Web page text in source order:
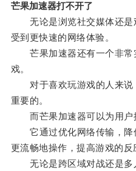
芒果加速器打不开了
无论是浏览社交媒体还是
受到更快速的网络体验。
芒果加速器还有一个非常
戏。
对于喜欢玩游戏的人来说
重要的。
而芒果加速器可以为用户
它通过优化网络传输，降
更流畅地操作，提高游戏的反
无论是跨区域对战还是多